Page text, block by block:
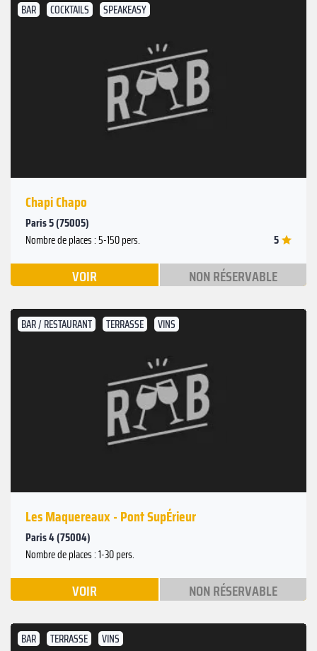
BAR COCKTAILS SPEAKEASY
Chapi Chapo
Paris 5 (75005)
Nombre de places : 5-150 pers. 5
VOIR NON RÉSERVABLE
BAR / RESTAURANT TERRASSE VINS
Les Maquereaux - Pont SupÉrieur
Paris 4 (75004)
Nombre de places : 1-30 pers.
VOIR NON RÉSERVABLE
BAR TERRASSE VINS